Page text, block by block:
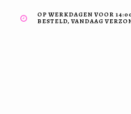
OP WERKDAGEN VOOR
BESTELD, VANDAAG